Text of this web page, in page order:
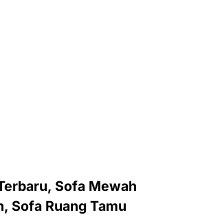
Sofa Mewah
Sofa Ruang Tamu